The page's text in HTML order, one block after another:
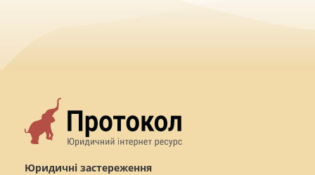
Юридичні застереження